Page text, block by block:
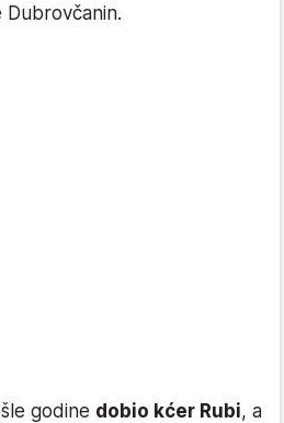
Dubrovčanin.
godine dobio kćer Rubi, a